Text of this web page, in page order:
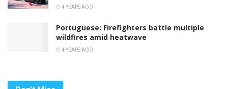
4 YEARS AGO
Portuguese: Firefighters battle multiple
wildfires amid heatwave
4 YEARS AGO